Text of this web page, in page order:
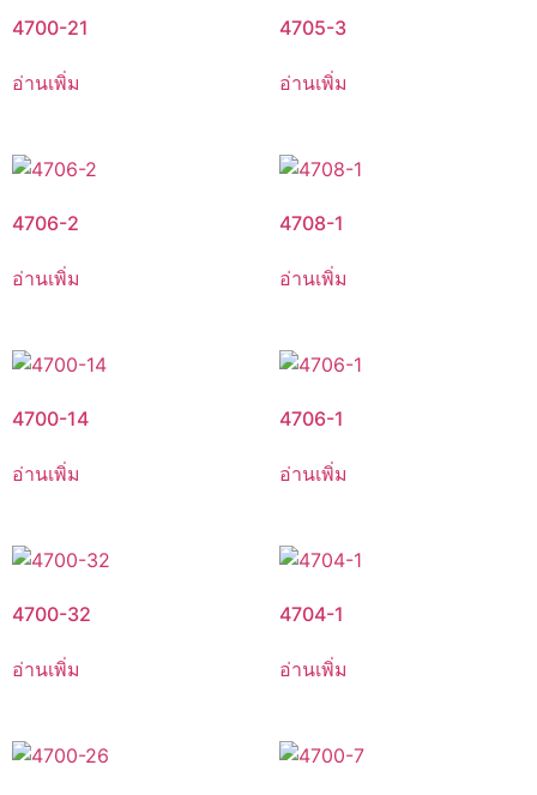
4700-21
อ่านเพิ่ม
4705-3
อ่านเพิ่ม
4706-2
อ่านเพิ่ม
4708-1
อ่านเพิ่ม
4700-14
อ่านเพิ่ม
4706-1
อ่านเพิ่ม
4700-32
อ่านเพิ่ม
4704-1
อ่านเพิ่ม